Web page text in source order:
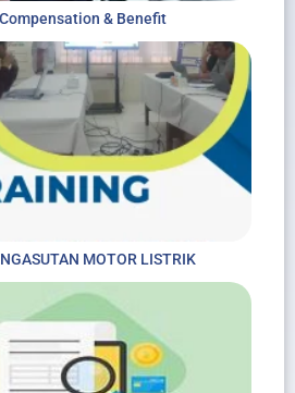
& Benefit
MOTOR LISTRIK